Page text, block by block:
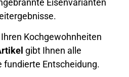
Eisenvarianten
Kochgewohnheiten
gibt Ihnen alle
Entscheidung.